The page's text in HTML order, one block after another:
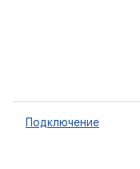
Подключение